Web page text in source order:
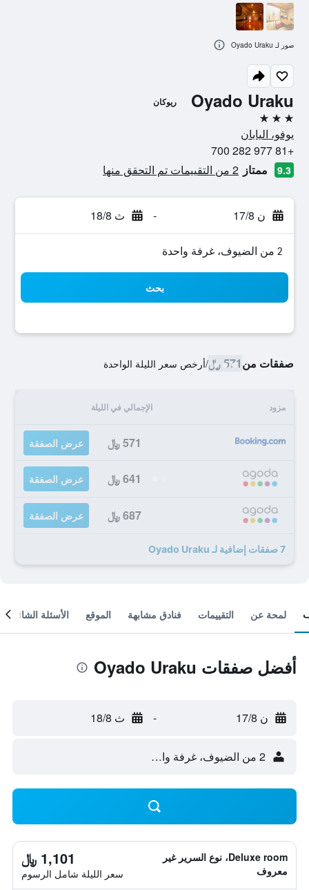
Oyado Uraku ريوكان
3 نجوم
يوفو، اليابان
+81 977 282 700
9.3 ممتاز 2 من التقييمات تم التحقق منها
ن 17/8 - ث 18/8
2 من الضيوف، غرفة واحدة
بحث
صفقات من571 ﷼ /أرخص سعر الليلة الواحدة
مزود الإجمالي في الليلة
571 ﷼ عرض الصفقة
641 ﷼ عرض الصفقة
687 ﷼ عرض الصفقة
7 صفقات إضافية لـ Oyado Uraku
صور لـ Oyado Uraku
لمحة عن التقييمات فنادق مشابهة الموقع الأسئلة الشائعة
أفضل صفقات Oyado Uraku
ن 17/8 - ث 18/8
2 من الضيوف، غرفة واحدة
Deluxe room، نوع السرير غير
معروف
1,101 ﷼
سعر الليلة شامل الرسوم